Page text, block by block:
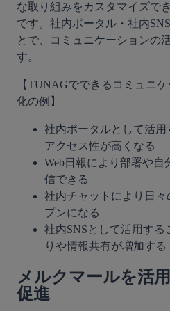
な取り組みをカスタマイズで
です。社内ポータル・社内
とで、コミュニケーションの
す。
【TUNAGでできるコミュニ
化の例】
社内ポータルとして活
アクセス性が高くなる
Web日報により部署や
信できる
社内チャットにより日
プンになる
社内SNSとして活用す
りや情報共有が増加する
メルクマールを活
促進